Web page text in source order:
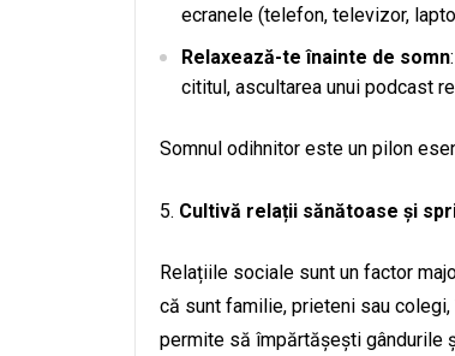
ecranele (telefon, televizor,
Relaxează-te înainte de somn
cititul, ascultarea unui podcast
Somnul odihnitor este un pilon
Cultivă relații sănătoase și
Relațiile sociale sunt un factor
că sunt familie, prieteni sau
permite să împărtășești gândurile